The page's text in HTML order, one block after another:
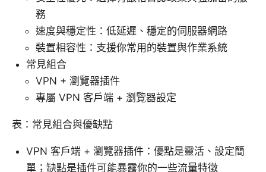
務
速度與穩定性：低延遲、穩定的伺服器網路
裝置相容性：支援你常用的裝置與作業系統
常見組合
VPN + 瀏覽器插件
專屬 VPN 客戶端 + 瀏覽器設定
表：常見組合與優缺點
VPN 客戶端 + 瀏覽器插件：優點是靈活、設定簡
單；缺點是插件可能暴露你的一些流量特徵